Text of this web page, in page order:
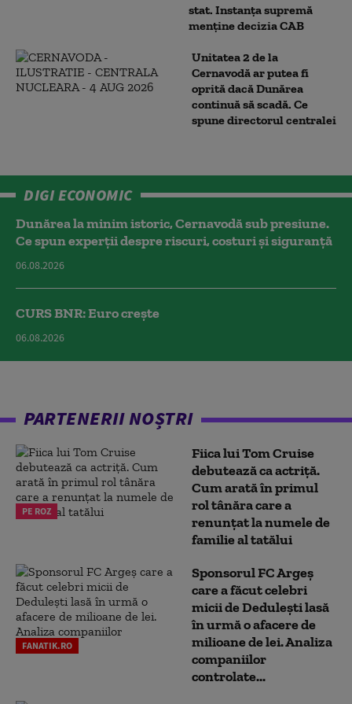
stat. Instanța supremă
menține decizia CAB
Unitatea 2 de la
Cernavodă ar putea fi
oprită dacă Dunărea
continuă să scadă. Ce
spune directorul centralei
DIGI ECONOMIC
Dunărea la minim istoric, Cernavodă sub presiune.
Ce spun experții despre riscuri, costuri și siguranță
06.08.2026
CURS BNR: Euro crește
06.08.2026
PARTENERII NOȘTRI
PE ROZ
Fiica lui Tom Cruise
debutează ca actriță.
Cum arată în primul
rol tânăra care a
renunțat la numele de
familie al tatălui
FANATIK.RO
Sponsorul FC Argeș
care a făcut celebri
micii de Dedulești lasă
în urmă o afacere de
milioane de lei. Analiza
companiilor
controlate...